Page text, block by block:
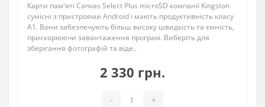
Карти пам'яті Canvas Select Plus microSD компанії Kingston
сумісні з пристроями Android і мають продуктивність класу
A1. Вони забезпечують більш високу швидкість та ємність,
прискорюючи завантаження програм. Виберіть для
зберігання фотографій та віде..
2 330 грн.
- +